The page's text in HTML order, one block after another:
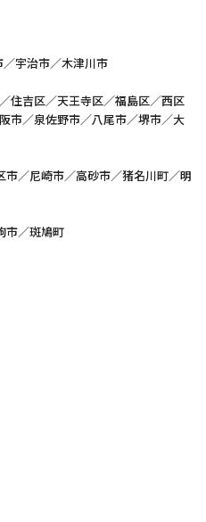
宇治市／木津川市
住吉区／天王寺区／福島区／西区
市／泉佐野市／八尾市／堺市／大
／尼崎市／高砂市／猪名川町／明
市／斑鳩町